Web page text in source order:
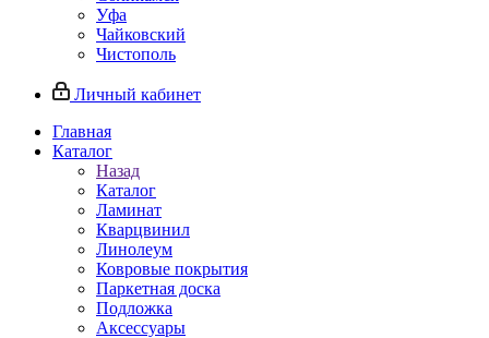
Уфа
Чайковский
Чистополь
Личный кабинет
Главная
Каталог
Назад
Каталог
Ламинат
Кварцвинил
Линолеум
Ковровые покрытия
Паркетная доска
Подложка
Аксессуары